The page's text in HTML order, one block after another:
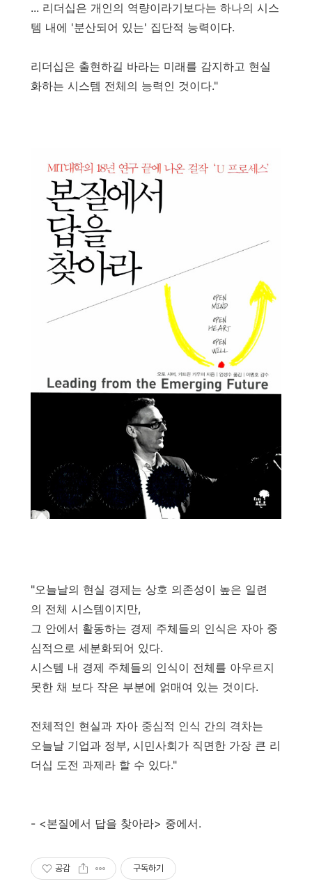
... 리더십은 개인의 역량이라기보다는 하나의 시스
템 내에 '분산되어 있는' 집단적 능력이다.
리더십은 출현하길 바라는 미래를 감지하고 현실
화하는 시스템 전체의 능력인 것이다."
"오늘날의 현실 경제는 상호 의존성이 높은 일련
의 전체 시스템이지만,
그 안에서 활동하는 경제 주체들의 인식은 자아 중
심적으로 세분화되어 있다.
시스템 내 경제 주체들의 인식이 전체를 아우르지
못한 채 보다 작은 부분에 얽매여 있는 것이다.
전체적인 현실과 자아 중심적 인식 간의 격차는
오늘날 기업과 정부, 시민사회가 직면한 가장 큰 리
더십 도전 과제라 할 수 있다."
- <본질에서 답을 찾아라> 중에서.
공감 구독하기